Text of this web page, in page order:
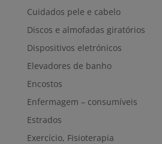
Cuidados pele e cabelo
Discos e almofadas giratórios
Dispositivos eletrónicos
Elevadores de banho
Encostos
Enfermagem – consumíveis
Estrados
Exercício, Fisioterapia